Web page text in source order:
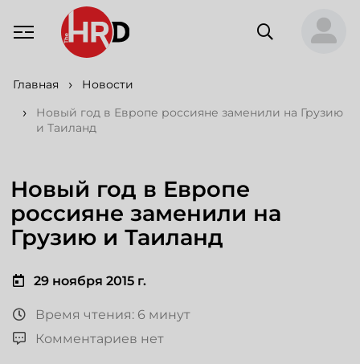
Главная
Новости
Новый год в Европе россияне заменили на Грузию
и Таиланд
Новый год в Европе
россияне заменили на
Грузию и Таиланд
29 ноября 2015 г.
Время чтения: 6 минут
Комментариев нет